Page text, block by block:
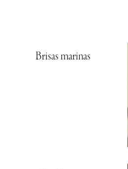
Brisas marinas